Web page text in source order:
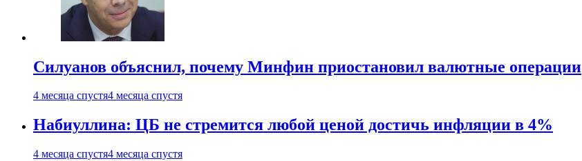
Силуанов объяснил, почему Минфин приостановил валютные операции
4 месяца спустя4 месяца спустя
Набиуллина: ЦБ не стремится любой ценой достичь инфляции в 4%
4 месяца спустя4 месяца спустя